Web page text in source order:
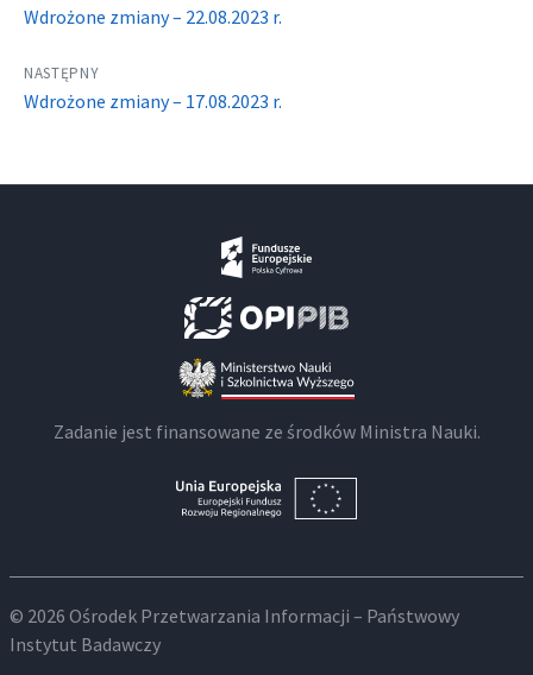
Wdrożone zmiany – 22.08.2023 r.
NASTĘPNY
Wdrożone zmiany – 17.08.2023 r.
Zadanie jest finansowane ze środków Ministra Nauki.
© 2026 Ośrodek Przetwarzania Informacji – Państwowy
Instytut Badawczy